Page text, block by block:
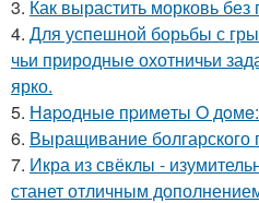
3. Как вырастить морковь
4. Для успешной борьбы с
чьи природные охотничьи
ярко.
5. Нapoдныe пpимeты O дoмe:
6. Выращивание болгарского
7. Икра из свёклы -
станет отличным